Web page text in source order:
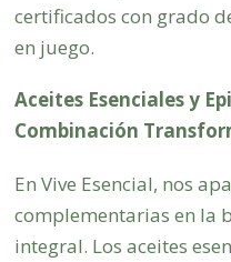
certificados con grado
en juego.
Aceites Esenciales y
Combinación
En Vive Esencial, nos
complementarias en la
integral. Los aceites